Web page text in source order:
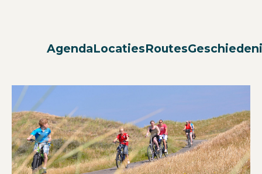
AgendaLocatiesRoutes